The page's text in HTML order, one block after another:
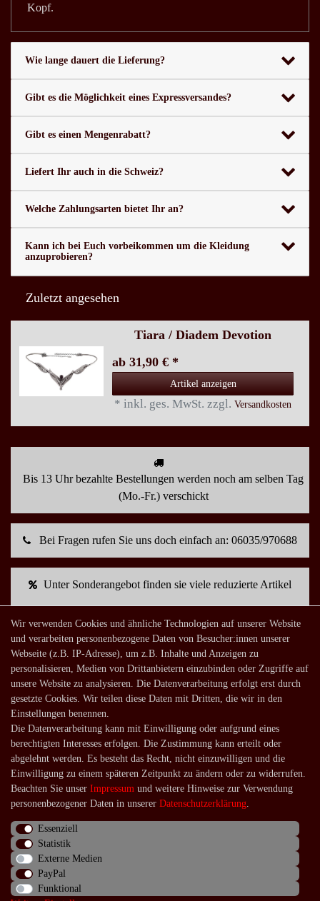
Kopf.
Wie lange dauert die Lieferung?
Gibt es die Möglichkeit eines Expressversandes?
Gibt es einen Mengenrabatt?
Liefert Ihr auch in die Schweiz?
Welche Zahlungsarten bietet Ihr an?
Kann ich bei Euch vorbeikommen um die Kleidung
anzuprobieren?
Zuletzt angesehen
Tiara / Diadem Devotion
ab 31,90 € *
Artikel anzeigen
* inkl. ges. MwSt. zzgl. Versandkosten
Bis 13 Uhr bezahlte Bestellungen werden noch am selben Tag
(Mo.-Fr.) verschickt
Bei Fragen rufen Sie uns doch einfach an: 06035/970688
Unter Sonderangebot finden sie viele reduzierte Artikel
Mein Konto
Warenkorb
Zur Kasse
Mein Konto
Registrieren
Login
Shop
Lagerverkauf
Wir verwenden Cookies und ähnliche Technologien auf unserer Website
und verarbeiten personenbezogene Daten von Besucher:innen unserer
Webseite (z.B. IP-Adresse), um z.B. Inhalte und Anzeigen zu
personalisieren, Medien von Drittanbietern einzubinden oder Zugriffe auf
unsere Website zu analysieren. Die Datenverarbeitung erfolgt erst durch
gesetzte Cookies. Wir teilen diese Daten mit Dritten, die wir in den
Einstellungen benennen.
Die Datenverarbeitung kann mit Einwilligung oder aufgrund eines
berechtigten Interesses erfolgen. Die Zustimmung kann erteilt oder
abgelehnt werden. Es besteht das Recht, nicht einzuwilligen und die
Einwilligung zu einem späteren Zeitpunkt zu ändern oder zu widerrufen.
Beachten Sie unser Impressum und weitere Hinweise zur Verwendung
personenbezogener Daten in unserer Daten­schutz­erklärung.
Essenziell
Statistik
Externe Medien
PayPal
Funktional